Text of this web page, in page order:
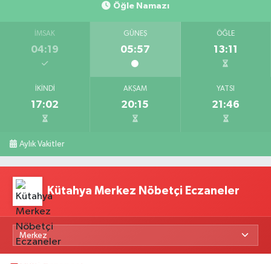
Öğle Namazı
İMSAK
04:19
GÜNEŞ
05:57
ÖĞLE
13:11
İKINDI
17:02
AKŞAM
20:15
YATSI
21:46
Aylık Vakitler
Kütahya Merkez Nöbetçi Eczaneler